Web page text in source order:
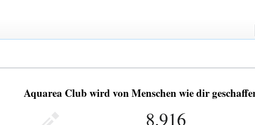
Aquarea Club wird von Menschen wie dir
8.916